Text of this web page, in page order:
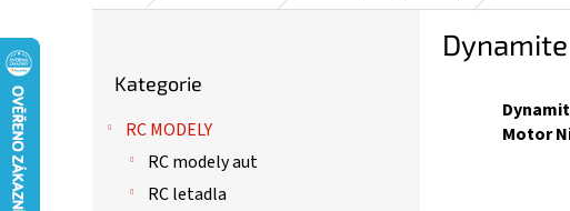
kategorie
Kategorie
RC MODELY
RC modely aut
RC letadla
Dynamite
Motor